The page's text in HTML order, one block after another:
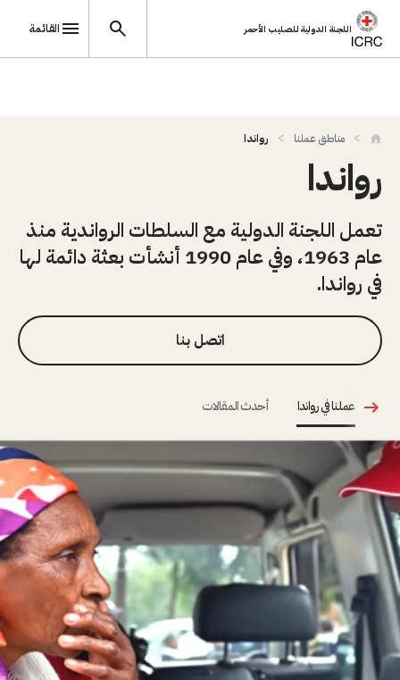
تجاوز إلى المحتوى الرئيسي
اللجنة الدولية للصليب الأحمر القائمة
مناطق عملنا رواندا
رواندا
تعمل اللجنة الدولية مع السلطات الرواندية منذ
عام 1963، وفي عام 1990 أنشأت بعثة دائمة لها
في رواندا.
اتصل بنا
عملنا في رواندا أحدث المقالات